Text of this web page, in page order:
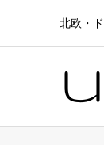
北欧・